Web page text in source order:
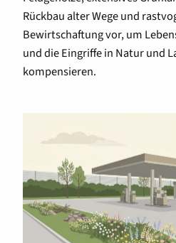
Rückbau alter Wege und
Bewirtschaftung vor, um
und die Eingriffe in Natur und
kompensieren.